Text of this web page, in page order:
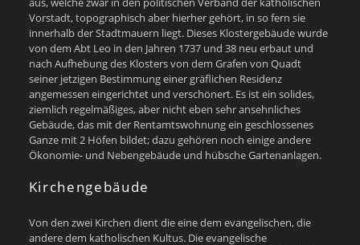
Vorstadt, topographisch aber hierher gehört, in so fern sie
innerhalb der Stadtmauern liegt. Dieses Klostergebäude wurde
von dem Abt Leo in den Jahren 1737 und 38 neu erbaut und
nach Aufhebung des Klosters von dem Grafen von Quadt
seiner jetzigen Bestimmung einer gräflichen Residenz
angemessen eingerichtet und verschönert. Es ist ein solides,
ziemlich regelmäßiges, aber nicht eben sehr ansehnliches
Gebäude, das mit der Rentamtswohnung ein geschlossenes
Ganze mit 2 Höfen bildet; dazu gehören noch einige andere
Ökonomie- und Nebengebäude und hübsche Gartenanlagen.
Kirchengebäude
Von den zwei Kirchen dient die eine dem evangelischen, die
andere dem katholischen Kultus. Die evangelische